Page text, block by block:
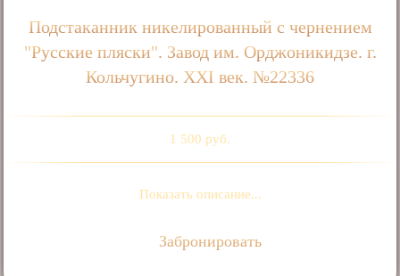
Подстаканник никелированный с чернением
"Русские пляски". Завод им. Орджоникидзе. г.
Кольчугино. ХХI век. №22336
1 500 руб.
Показать описание...
Забронировать